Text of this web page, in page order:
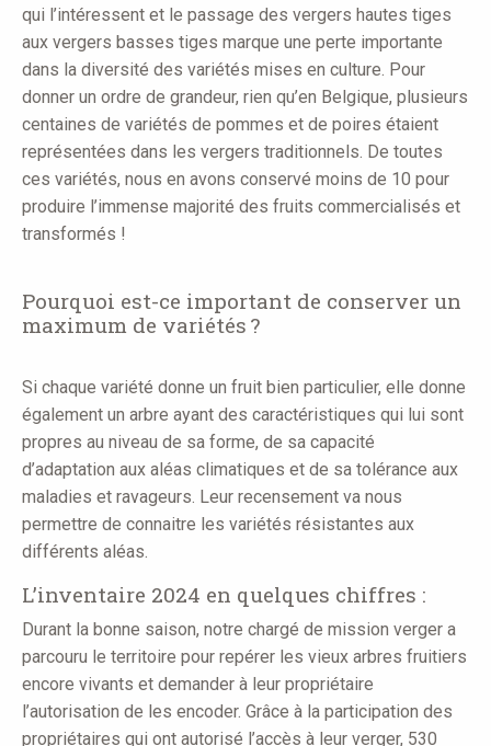
qui l’intéressent et le passage des vergers hautes tiges
aux vergers basses tiges marque une perte importante
dans la diversité des variétés mises en culture. Pour
donner un ordre de grandeur, rien qu’en Belgique, plusieurs
centaines de variétés de pommes et de poires étaient
représentées dans les vergers traditionnels. De toutes
ces variétés, nous en avons conservé moins de 10 pour
produire l’immense majorité des fruits commercialisés et
transformés !
Pourquoi est-ce important de conserver un
maximum de variétés ?
Si chaque variété donne un fruit bien particulier, elle donne
également un arbre ayant des caractéristiques qui lui sont
propres au niveau de sa forme, de sa capacité
d’adaptation aux aléas climatiques et de sa tolérance aux
maladies et ravageurs. Leur recensement va nous
permettre de connaitre les variétés résistantes aux
différents aléas.
L’inventaire 2024 en quelques chiffres :
Durant la bonne saison, notre chargé de mission verger a
parcouru le territoire pour repérer les vieux arbres fruitiers
encore vivants et demander à leur propriétaire
l’autorisation de les encoder. Grâce à la participation des
propriétaires qui ont autorisé l’accès à leur verger, 530